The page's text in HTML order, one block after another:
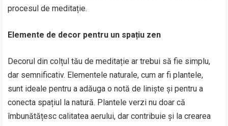
procesul de meditație.
Elemente de decor pentru un spațiu zen
Decorul din colțul tău de meditație ar trebui să fie simplu,
dar semnificativ. Elementele naturale, cum ar fi plantele,
sunt ideale pentru a adăuga o notă de liniște și pentru a
conecta spațiul la natură. Plantele verzi nu doar că
îmbunătățesc calitatea aerului, dar contribuie și la crearea